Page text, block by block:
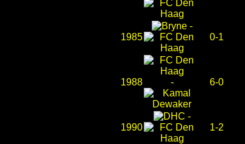
1985
-
0-1
1988 - 6-0
1990
-
1-2